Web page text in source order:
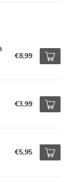
€8,99
€3,99
€5,95